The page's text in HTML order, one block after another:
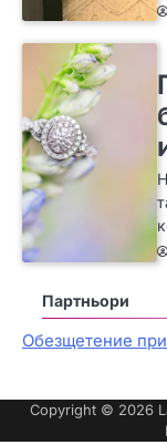
Партньори
Обезщетение
Copyright © 2026